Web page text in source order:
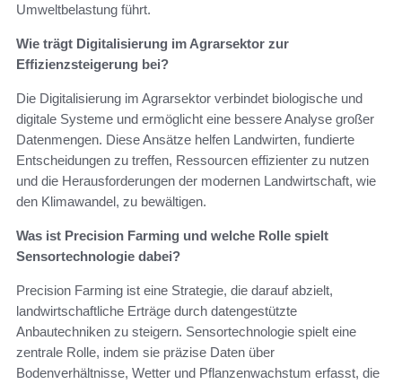
Umweltbelastung führt.
Wie trägt Digitalisierung im Agrarsektor zur
Effizienzsteigerung bei?
Die Digitalisierung im Agrarsektor verbindet biologische und
digitale Systeme und ermöglicht eine bessere Analyse großer
Datenmengen. Diese Ansätze helfen Landwirten, fundierte
Entscheidungen zu treffen, Ressourcen effizienter zu nutzen
und die Herausforderungen der modernen Landwirtschaft, wie
den Klimawandel, zu bewältigen.
Was ist Precision Farming und welche Rolle spielt
Sensortechnologie dabei?
Precision Farming ist eine Strategie, die darauf abzielt,
landwirtschaftliche Erträge durch datengestützte
Anbautechniken zu steigern. Sensortechnologie spielt eine
zentrale Rolle, indem sie präzise Daten über
Bodenverhältnisse, Wetter und Pflanzenwachstum erfasst, die